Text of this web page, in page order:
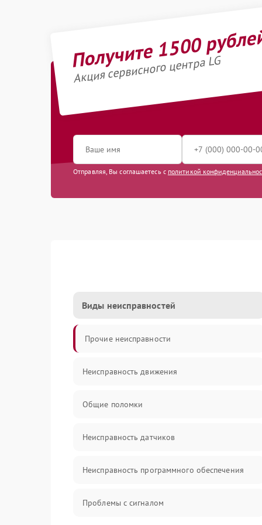
Получите 1500
Акция сервисного центра LG
Отправляя, Вы соглашаетесь с политикой
Виды неисправностей
Прочие неисправности
Неисправность движения
Общие поломки
Неисправность датчиков
Неисправность программного обеспечения
Проблемы с сигналом